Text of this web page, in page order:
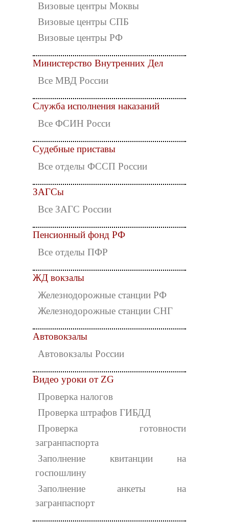
Визовые центры Моквы
Визовые центры СПБ
Визовые центры РФ
Министерство Внутренних Дел
Все МВД России
Служба исполнения наказаний
Все ФСИН Росси
Судебные приставы
Все отделы ФССП России
ЗАГСы
Все ЗАГС России
Пенсионный фонд РФ
Все отделы ПФР
ЖД вокзалы
Железнодорожные станции РФ
Железнодорожные станции СНГ
Автовокзалы
Автовокзалы России
Видео уроки от ZG
Проверка налогов
Проверка штрафов ГИБДД
Проверка готовности
загранпаспорта
Заполнение квитанции на
госпошлину
Заполнение анкеты на
загранпаспорт